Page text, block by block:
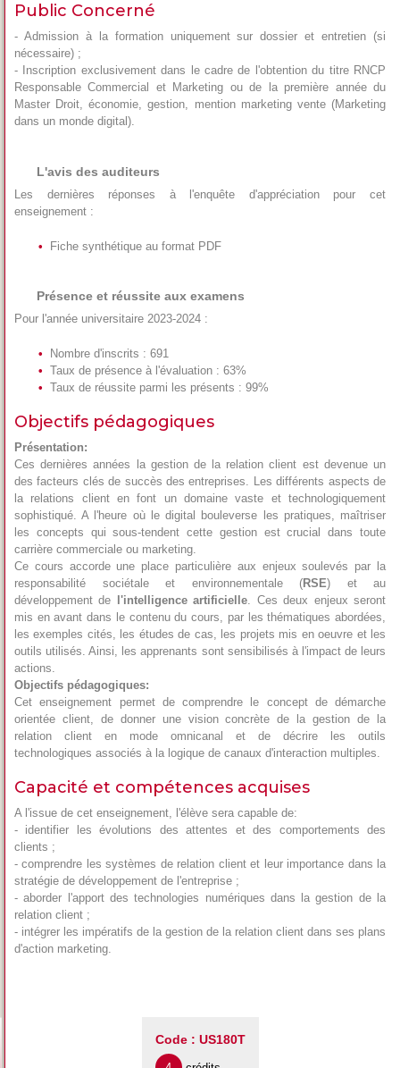
Public Concerné
- Admission à la formation uniquement sur dossier et entretien (si
nécessaire) ;
- Inscription exclusivement dans le cadre de l'obtention du titre RNCP
Responsable Commercial et Marketing ou de la première année du
Master Droit, économie, gestion, mention marketing vente (Marketing
dans un monde digital).
L'avis des auditeurs
Les dernières réponses à l'enquête d'appréciation pour cet
enseignement :
Fiche synthétique au format PDF
Présence et réussite aux examens
Pour l'année universitaire 2023-2024 :
Nombre d'inscrits : 691
Taux de présence à l'évaluation : 63%
Taux de réussite parmi les présents : 99%
Objectifs pédagogiques
Présentation:
Ces dernières années la gestion de la relation client est devenue un
des facteurs clés de succès des entreprises. Les différents aspects de
la relations client en font un domaine vaste et technologiquement
sophistiqué. A l'heure où le digital bouleverse les pratiques, maîtriser
les concepts qui sous-tendent cette gestion est crucial dans toute
carrière commerciale ou marketing.
Ce cours accorde une place particulière aux enjeux soulevés par la
responsabilité sociétale et environnementale (RSE) et au
développement de
l'intelligence artificielle. Ces deux enjeux seront
mis en avant dans le contenu du cours, par les thématiques abordées,
les exemples cités, les études de cas, les projets mis en oeuvre et les
outils utilisés. Ainsi, les apprenants sont sensibilisés à l'impact de leurs
actions.
Objectifs pédagogiques:
Cet enseignement permet de comprendre le concept de démarche
orientée client, de donner une vision concrète de la gestion de la
relation client en mode omnicanal et de décrire les outils
technologiques associés à la logique de canaux d'interaction multiples.
Capacité et compétences acquises
A l'issue de cet enseignement, l'élève sera capable de:
- identifier les évolutions des attentes et des comportements des
clients ;
- comprendre les systèmes de relation client et leur importance dans la
stratégie de développement de l'entreprise ;
- aborder l'apport des technologies numériques dans la gestion de la
relation client ;
- intégrer les impératifs de la gestion de la relation client dans ses plans
d'action marketing.
Code : US180T